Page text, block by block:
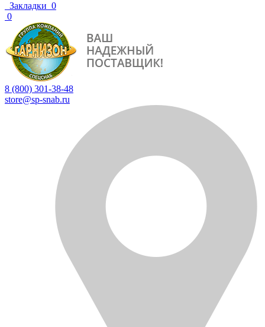
Закладки 0
0
8 (800) 301-38-48
store@sp-snab.ru